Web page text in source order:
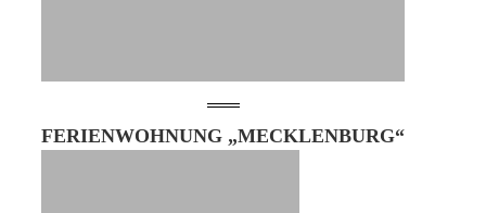
FERIENWOHNUNG „MECKLENBURG“